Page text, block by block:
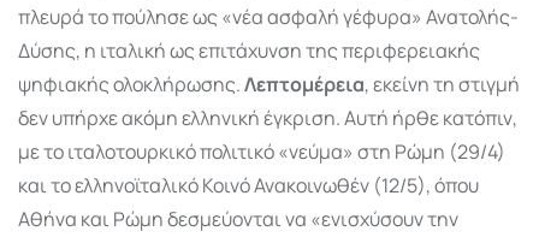
πλευρά το πούλησε ως «νέα ασφαλή γέφυρα» Ανατολής-
Δύσης, η ιταλική ως επιτάχυνση της περιφερειακής
ψηφιακής ολοκλήρωσης.Λεπτομέρεια, εκείνη τη στιγμή
δεν υπήρχε ακόμη ελληνική έγκριση. Αυτή ήρθε κατόπιν,
με το ιταλοτουρκικό πολιτικό «νεύμα» στη Ρώμη (29/4)
και το ελληνοϊταλικό Κοινό Ανακοινωθέν (12/5), όπου
Αθήνα και Ρώμη δεσμεύονται να «ενισχύσουν την